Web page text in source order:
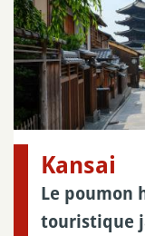
Kansai
Le poumon
touristique